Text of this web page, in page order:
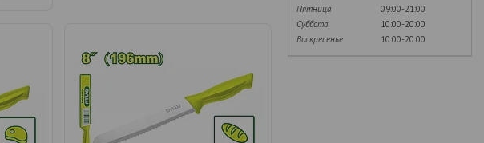
Пятница
09:00-21:00
Суббота
10:00-20:00
Воскресенье
10:00-20:00